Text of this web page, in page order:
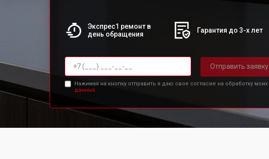
Экспрес1 ремонт в
день обращения
Гарантия до 3-х лет
Отправить заявку
Нажимая на кнопку отправить я даю свое согласие на обработку моих
данных.